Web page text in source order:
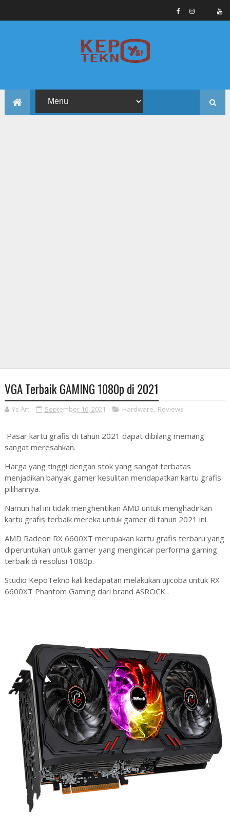
VGA Terbaik GAMING 1080p di 2021
Ys Art September 16, 2021 Hardware, Reviews
Pasar kartu grafis di tahun 2021 dapat dibilang memang
sangat meresahkan.
Harga yang tinggi dengan stok yang sangat terbatas
menjadikan banyak gamer kesulitan mendapatkan kartu grafis
pilihannya.
Namun hal ini tidak menghentikan AMD untuk menghadirkan
kartu grafis terbaik mereka untuk gamer di tahun 2021 ini.
AMD Radeon RX 6600XT merupakan kartu grafis terbaru yang
diperuntukan untuk gamer yang mengincar performa gaming
terbaik di resolusi 1080p.
Studio KepoTekno kali kedapatan melakukan ujicoba untuk RX
6600XT Phantom Gaming dari brand ASROCK .